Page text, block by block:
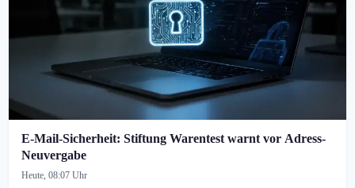
E-Mail-Sicherheit: Stiftung Warentest warnt vor Adress-
Neuvergabe
Heute, 08:07 Uhr